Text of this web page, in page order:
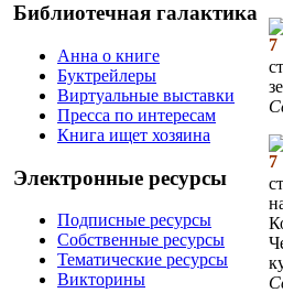
Библиотечная галактика
Анна о книге
Буктрейлеры
Виртуальные выставки
Пресса по интересам
Книга ищет хозяина
Электронные ресурсы
Подписные ресурсы
Собственные ресурсы
Тематические ресурсы
Викторины